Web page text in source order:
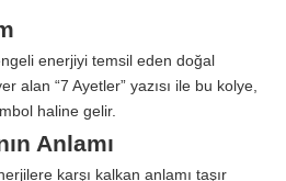
enerjiyi temsil eden doğal
alan “7 Ayetler” yazısı ile bu kolye,
haline gelir.
Anlamı
karşı kalkan anlamı taşır